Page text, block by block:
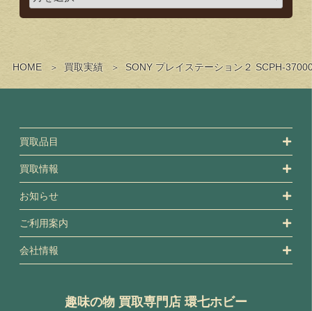
HOME 買取実績 SONY プレイステーション２ SCPH-
買取品目
買取情報
お知らせ
ご利用案内
会社情報
趣味の物 買取専門店 環七ホビー